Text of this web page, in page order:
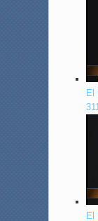
El
El